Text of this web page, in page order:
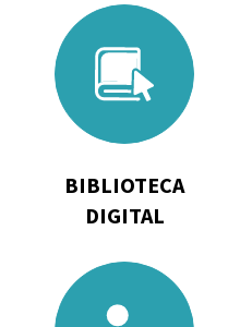
to
Biblioteca
Digital
BIBLIOTECA
DIGITAL
to